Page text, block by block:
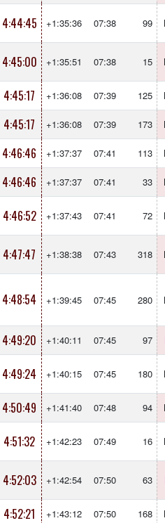
4:44:45 +1:35:36 07:38 99
4:45:00 +1:35:51 07:38 15
4:45:17 +1:36:08 07:39 125
4:45:17 +1:36:08 07:39 173
4:46:46 +1:37:37 07:41 113
4:46:46 +1:37:37 07:41 33
4:46:52 +1:37:43 07:41 72
4:47:47 +1:38:38 07:43 318
4:48:54 +1:39:45 07:45 280
4:49:20 +1:40:11 07:45 97
4:49:24 +1:40:15 07:45 180
4:50:49 +1:41:40 07:48 94
4:51:32 +1:42:23 07:49 16
4:52:03 +1:42:54 07:50 63
4:52:21 +1:43:12 07:50 168